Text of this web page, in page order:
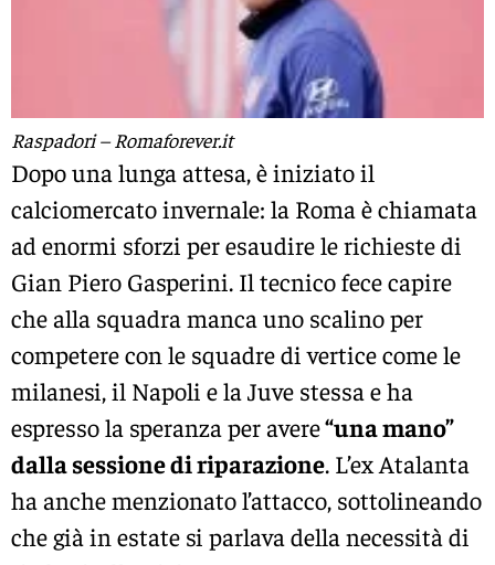
Raspadori – Romaforever.it
Dopo una lunga attesa, è iniziato il
calciomercato invernale: la Roma è chiamata
ad enormi sforzi per esaudire le richieste di
Gian Piero Gasperini. Il tecnico fece capire
che alla squadra manca uno scalino per
competere con le squadre di vertice come le
milanesi, il Napoli e la Juve stessa e ha
espresso la speranza per avere“una mano”
dalla sessione di riparazione. L’ex Atalanta
ha anche menzionato l’attacco, sottolineando
che già in estate si parlava della necessità di